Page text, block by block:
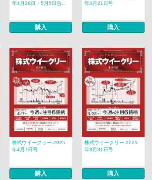
年4月28日・5月5日合...
購入
年4月21日号
購入
株式ウイークリー 2025
年4月7日号
購入
株式ウイークリー 2025
年3月31日号
購入